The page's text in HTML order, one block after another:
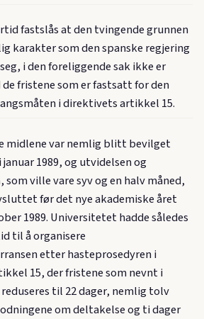
fastslås at den tvingende grunnen
karakter som den spanske regjering
i den foreliggende sak ikke er
fristene som er fastsatt for den
i direktivets artikkel 15.
midlene var nemlig blitt bevilget
1989, og utvidelsen og
ville vare syv og en halv måned,
før det nye akademiske året
1989. Universitetet hadde således
til å organisere
etter hasteprosedyren i
15, der fristene som nevnt i
til 22 dager, nemlig tolv
om deltakelse og ti dager